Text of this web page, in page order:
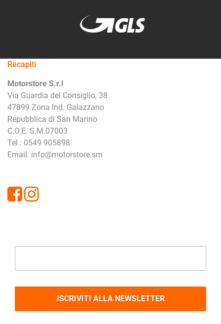
Recapiti
Motorstore S.r.l
Via Guardia del Consiglio, 38
47899 Zona Ind. Galazzano
Repubblica di San Marino
C.O.E. S.M.07003
Tel.: 0549 905898
Email: info@motorstore.sm
FacebookInstagram